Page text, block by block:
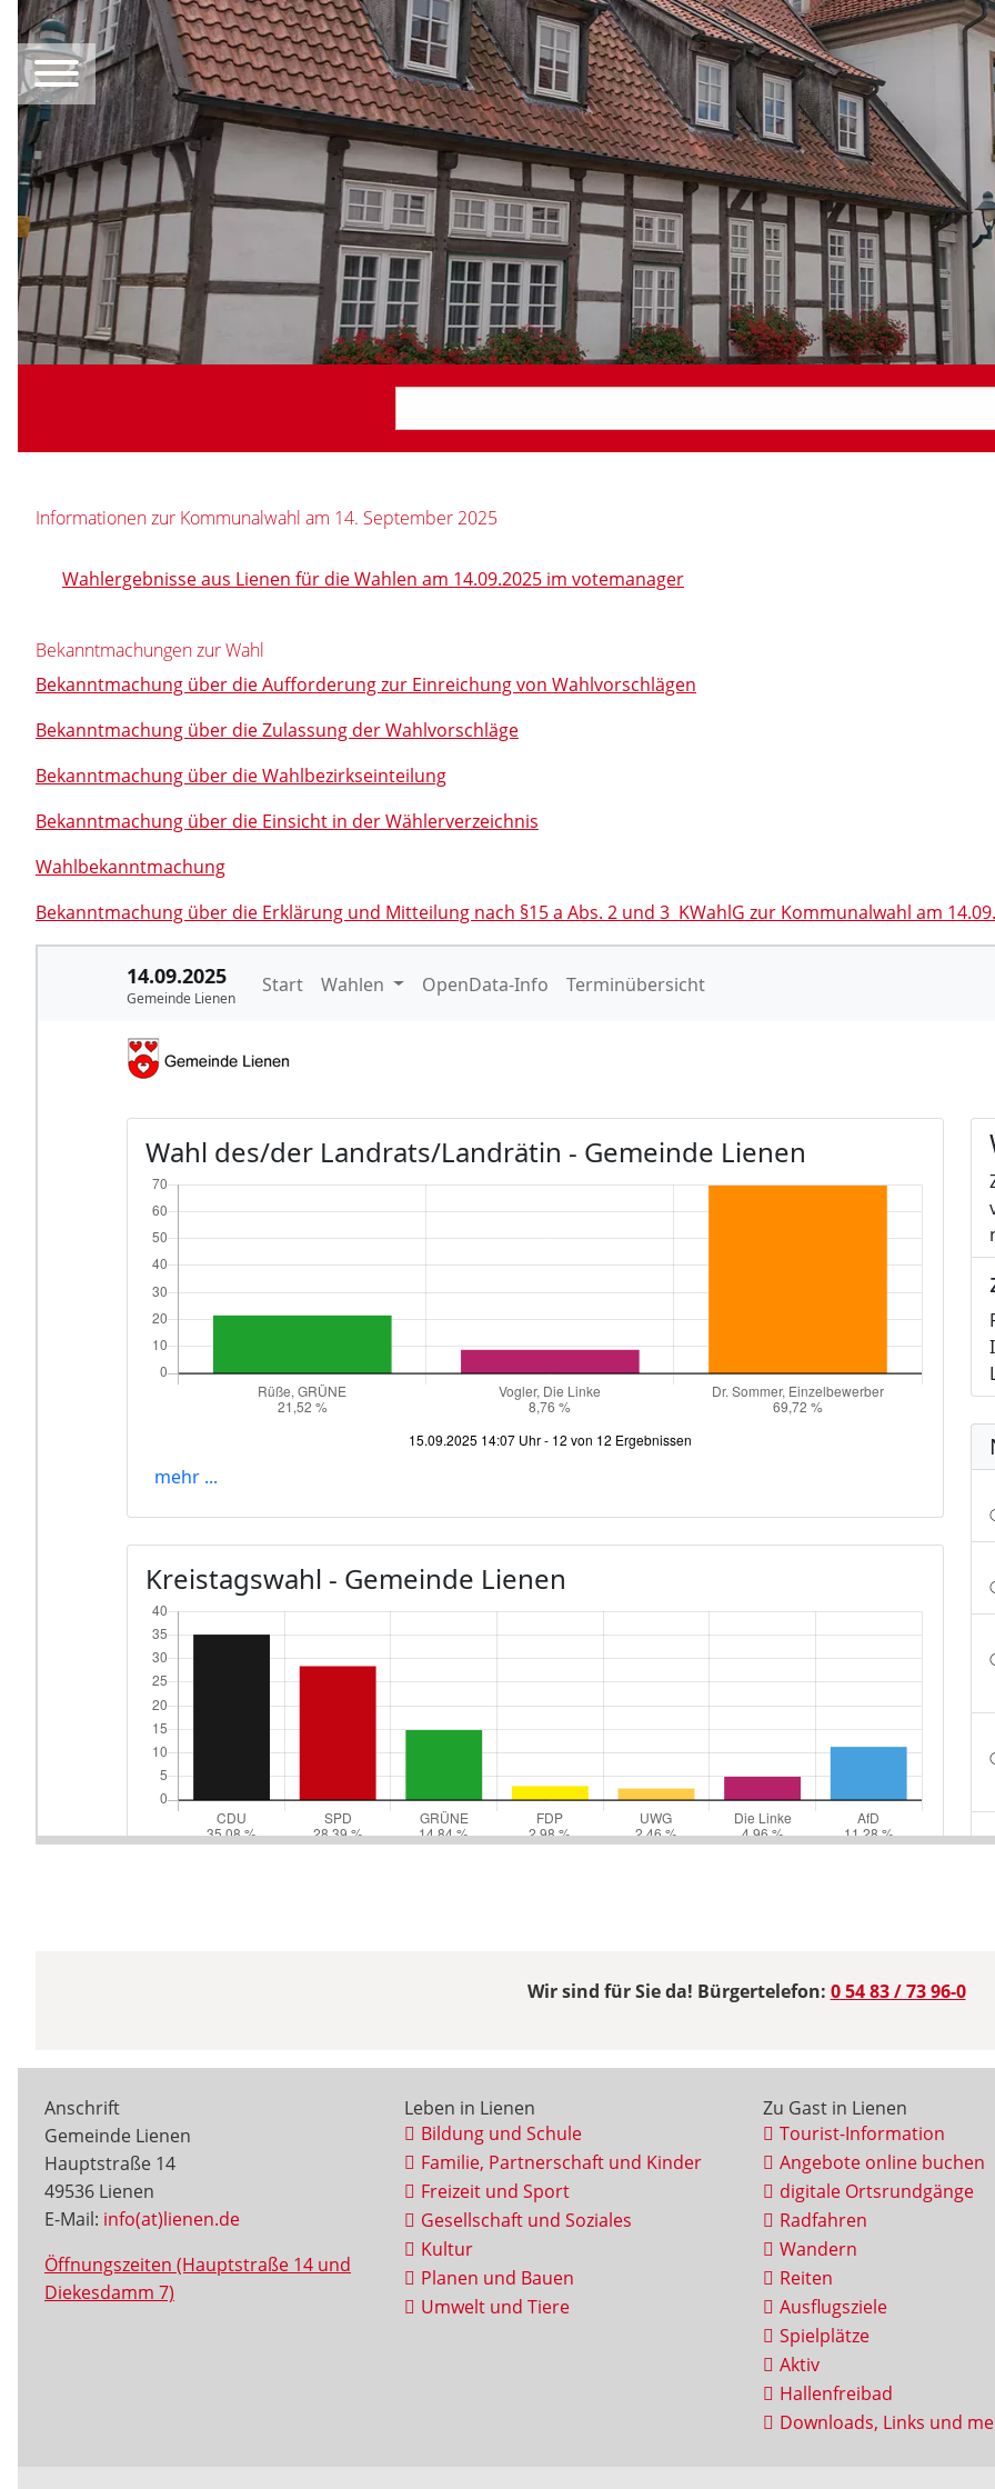
Informationen zur Kommunalwahl am 14. September 2025
Wahlergebnisse aus Lienen für die Wahlen am 14.09.2025 im votemanager
Bekanntmachungen zur Wahl
Bekanntmachung über die Aufforderung zur Einreichung von Wahlvorschlägen
Bekanntmachung über die Zulassung der Wahlvorschläge
Bekanntmachung über die Wahlbezirkseinteilung
Bekanntmachung über die Einsicht in der Wählerverzeichnis
Wahlbekanntmachung
Bekanntmachung über die Erklärung und Mitteilung nach §15 a Abs. 2 und 3 KWahlG zur Kommunalwahl am
Wir sind für Sie da! Bürgertelefon: 0 54 83 / 73 96-0
Anschrift
Gemeinde Lienen
Hauptstraße 14
49536 Lienen
E-Mail: info(at)lienen.de
Öffnungszeiten (Hauptstraße 14 und
Diekesdamm 7)
Leben in Lienen
Bildung und Schule
Familie, Partnerschaft und Kinder
Freizeit und Sport
Gesellschaft und Soziales
Kultur
Planen und Bauen
Umwelt und Tiere
Zu Gast in Lienen
Tourist-Information
Angebote online buchen
digitale Ortsrundgänge
Radfahren
Wandern
Reiten
Ausflugsziele
Spielplätze
Aktiv
Hallenfreibad
Downloads, Links und